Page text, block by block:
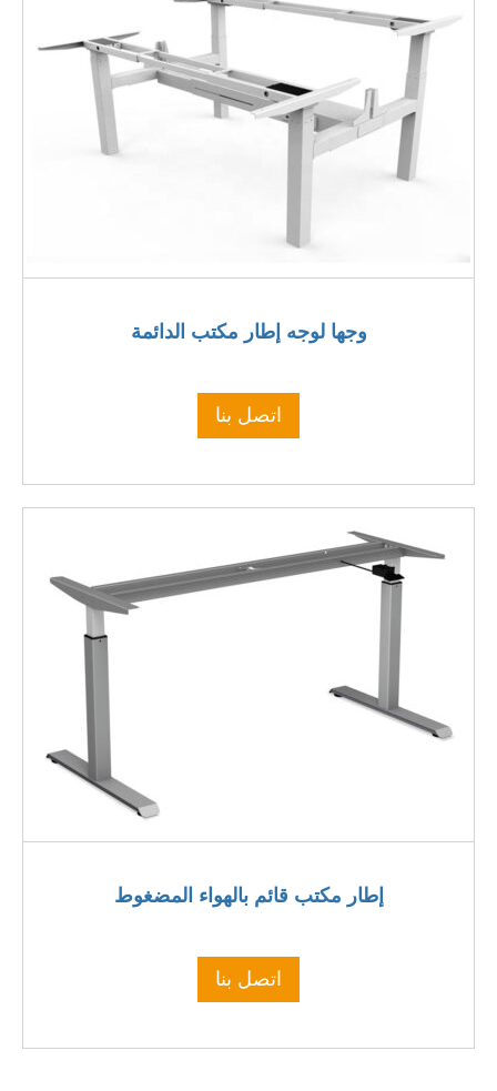
وجها لوجه إطار مكتب الدائمة
اتصل بنا
إطار مكتب قائم بالهواء المضغوط
اتصل بنا